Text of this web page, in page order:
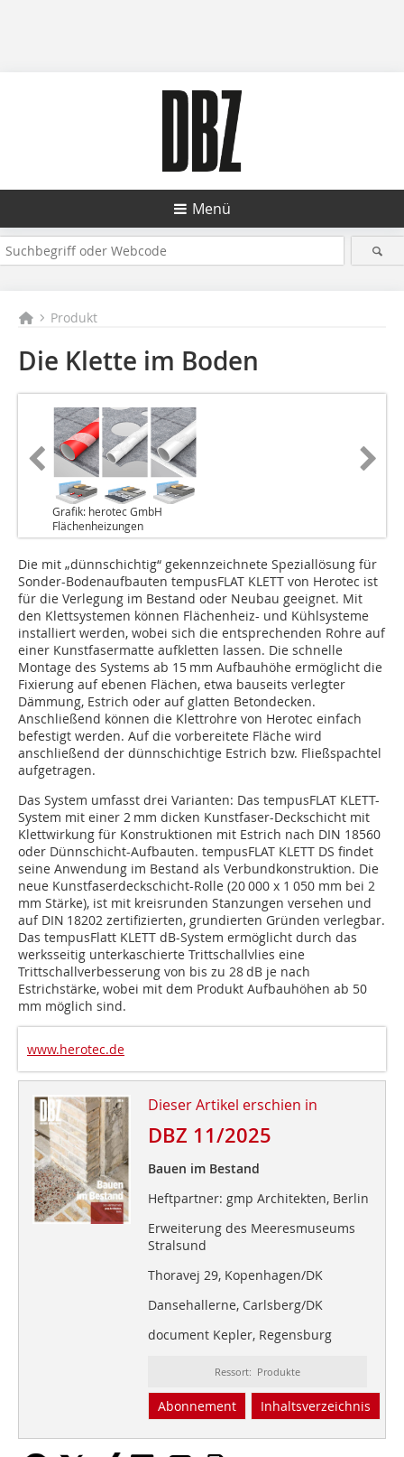
Menü
Produkt
Die Klette im Boden
Grafik: herotec GmbH
Flächenheizungen
Die mit „dünnschichtig“ gekennzeichnete Spezial­lösung für
Sonder-Bodenaufbauten tempusFLAT KLETT von Herotec ist
für die Verlegung im Bestand oder Neubau geeignet. Mit
den Klettsystemen können Flächenheiz- und Kühlsysteme
installiert werden, wobei sich die entsprechenden Rohre auf
einer Kunstfasermatte aufkletten lassen. Die schnelle
Montage des Systems ab 15 mm Aufbauhöhe ermöglicht die
Fixierung auf ebenen Flächen, etwa bauseits verlegter
Dämmung, ­Estrich oder auf glatten Betondecken.
Anschließend können die Klettrohre von Herotec einfach
befestigt werden. Auf die vorbereitete Fläche wird
anschließend der dünnschichtige Estrich bzw. Fließspachtel
aufgetragen.
Das System umfasst drei Varianten: Das tempusFLAT KLETT-
System mit einer 2 mm dicken Kunstfaser-Deckschicht mit
Klettwirkung für Konstruktionen mit Estrich nach DIN 18560
oder Dünnschicht-Aufbauten. tempusFLAT KLETT DS findet
seine Anwendung im Bestand als ­Verbundkonstruktion. Die
neue Kunstfaserdeckschicht-Rolle (20 000 x 1 050 mm bei 2
mm Stärke), ist mit kreisrunden Stanzungen versehen und
auf DIN 18202 zertifizierten, grundierten Gründen verlegbar.
Das tempusFlatt KLETT dB-System ermöglicht durch das
werksseitig unterkaschierte Trittschallvlies eine
Trittschallverbesserung von bis zu 28 dB je nach
Estrichstärke, wobei mit dem Produkt Aufbauhöhen ab 50
mm möglich sind.
www.herotec.de
Dieser Artikel erschien in
DBZ 11/2025
Bauen im Bestand
Heftpartner: gmp Architekten, Berlin
Erweiterung des Meeresmuseums
Stralsund
Thoravej 29, Kopenhagen/DK
Dansehallerne, Carlsberg/DK
document Kepler, Regensburg
Ressort: Produkte
Abonnement Inhaltsverzeichnis